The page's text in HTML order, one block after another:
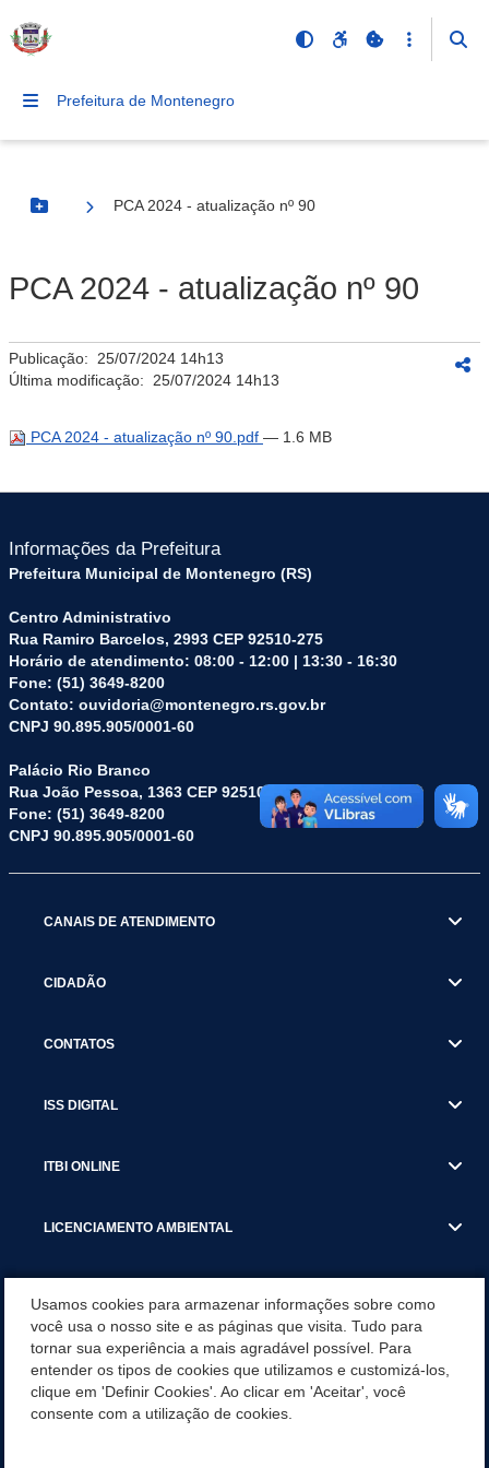
Prefeitura de Montenegro
Botão Menu
PCA 2024 - atualização nº 90
PCA 2024 - atualização nº 90
Publicação: 25/07/2024 14h13
Última modificação: 25/07/2024 14h13
PCA 2024 - atualização nº 90.pdf — 1.6 MB
Informações da Prefeitura
Prefeitura Municipal de Montenegro (RS)
Centro Administrativo
Rua Ramiro Barcelos, 2993 CEP 92510-275
Horário de atendimento: 08:00 - 12:00 | 13:30 - 16:30
Fone: (51) 3649-8200
Contato: ouvidoria@montenegro.rs.gov.br
CNPJ 90.895.905/0001-60
Palácio Rio Branco
Rua João Pessoa, 1363 CEP 92510-045
Fone: (51) 3649-8200
CNPJ 90.895.905/0001-60
CANAIS DE ATENDIMENTO
CIDADÃO
CONTATOS
ISS DIGITAL
ITBI ONLINE
LICENCIAMENTO AMBIENTAL
SERVIÇOS
SERVIÇOS DO DEPARTAMENTO DE RECEITA MUNICIPAL
Usamos cookies para armazenar informações sobre como
você usa o nosso site e as páginas que visita. Tudo para
tornar sua experiência a mais agradável possível. Para
entender os tipos de cookies que utilizamos e customizá-los,
clique em 'Definir Cookies'. Ao clicar em 'Aceitar', você
consente com a utilização de cookies.